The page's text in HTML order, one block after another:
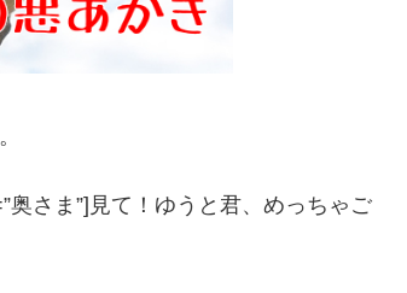
奥さま”]見て！ゆうと君、めっちゃご